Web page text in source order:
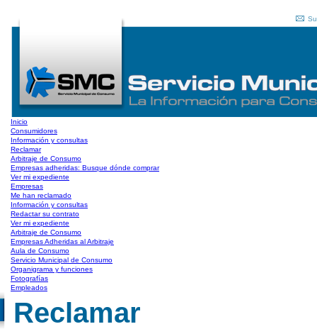
Inicio
Consumidores
Información y consultas
Reclamar
Arbitraje de Consumo
Empresas adheridas: Busque dónde comprar
Ver mi expediente
Empresas
Me han reclamado
Información y consultas
Redactar su contrato
Ver mi expediente
Arbitraje de Consumo
Empresas Adheridas al Arbitraje
Aula de Consumo
Servicio Municipal de Consumo
Organigrama y funciones
Fotografías
Empleados
Reclamar